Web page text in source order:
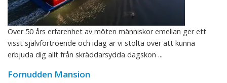
Över 50 års erfarenhet av möten människor emellan ger ett
visst självförtroende och idag är vi stolta över att kunna
erbjuda dig allt från skräddarsydda dagskon ...
Fornudden Mansion